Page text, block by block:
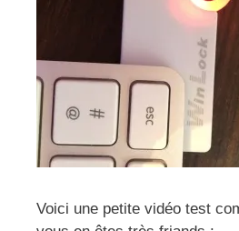
Voici une petite vidéo test